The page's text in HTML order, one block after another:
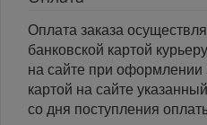
Оплата заказа
банковской картой
на сайте при оформлении
картой на сайте
со дня поступления